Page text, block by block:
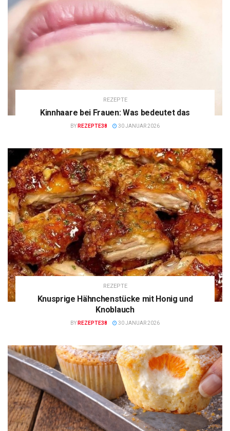
REZEPTE
Kinnhaare bei Frauen: Was bedeutet das
BY REZEPTE38 30 JANUAR 2026
REZEPTE
Knusprige Hähnchenstücke mit Honig und
Knoblauch
BY REZEPTE38 30 JANUAR 2026